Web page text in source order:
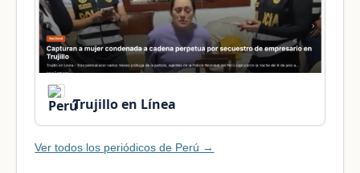
Trujillo en Línea
Ver todos los periódicos de Perú →